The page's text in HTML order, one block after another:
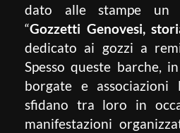
dato alle stampe un
“Gozzetti Genovesi,
dedicato ai gozzi a
Spesso queste barche,
borgate e
sfidano tra loro in
manifestazioni